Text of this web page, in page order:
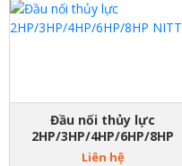
Đầu nối thủy lực
2HP/3HP/4HP/6HP/8HP
NITTO
Liên hệ